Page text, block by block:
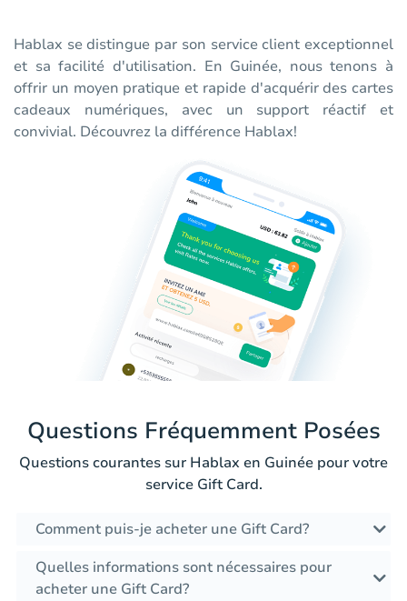
Hablax se distingue par son service client exceptionnel
et sa facilité d'utilisation. En Guinée, nous tenons à
offrir un moyen pratique et rapide d'acquérir des cartes
cadeaux numériques, avec un support réactif et
convivial. Découvrez la différence Hablax!
Questions Fréquemment Posées
Questions courantes sur Hablax en Guinée pour votre
service Gift Card.
Comment puis-je acheter une Gift Card?
Quelles informations sont nécessaires pour
acheter une Gift Card?